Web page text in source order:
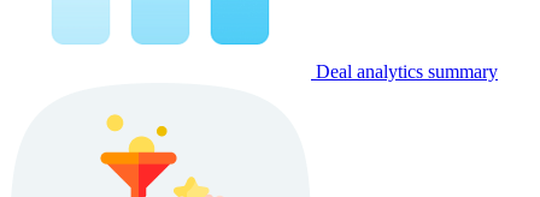
Deal analytics summary